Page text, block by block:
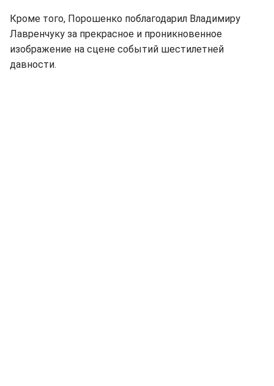
Кроме того, Порошенко поблагодарил Владимиру
Лавренчуку за прекрасное и проникновенное
изображение на сцене событий шестилетней
давности.